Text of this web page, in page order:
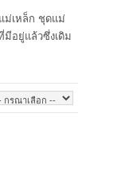
ม่เหล็ก ชุดแม่
อยู่แล้วซึ่งเดิม